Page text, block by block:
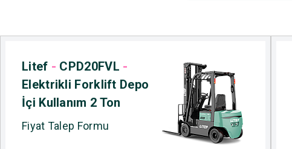
Litef - CPD20FVL -
Elektrikli Forklift Depo
İçi Kullanım 2 Ton
Fiyat Talep Formu